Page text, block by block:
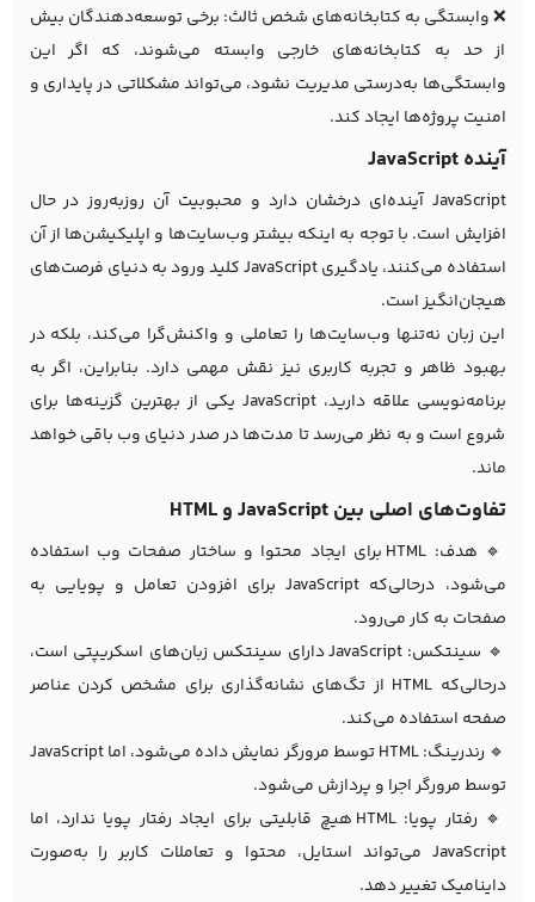
❌ وابستگی به کتابخانه‌های شخص ثالث: برخی توسعه‌دهندگان بیش
از حد به کتابخانه‌های خارجی وابسته می‌شوند، که اگر این
وابستگی‌ها به‌درستی مدیریت نشود، می‌تواند مشکلاتی در پایداری و
امنیت پروژه‌ها ایجاد کند.
آینده JavaScript
JavaScript آینده‌ای درخشان دارد و محبوبیت آن روزبه‌روز در حال
افزایش است. با توجه به اینکه بیشتر وب‌سایت‌ها و اپلیکیشن‌ها از آن
استفاده می‌کنند، یادگیری JavaScript کلید ورود به دنیای فرصت‌های
هیجان‌انگیز است.
این زبان نه‌تنها وب‌سایت‌ها را تعاملی و واکنش‌گرا می‌کند، بلکه در
بهبود ظاهر و تجربه کاربری نیز نقش مهمی دارد. بنابراین، اگر به
برنامه‌نویسی علاقه دارید، JavaScript یکی از بهترین گزینه‌ها برای
شروع است و به نظر می‌رسد تا مدت‌ها در صدر دنیای وب باقی خواهد
ماند.
تفاوت‌های اصلی بین JavaScript و HTML
🔹 هدف: HTML برای ایجاد محتوا و ساختار صفحات وب استفاده
می‌شود، درحالی‌که JavaScript برای افزودن تعامل و پویایی به
صفحات به کار می‌رود.
🔹 سینتکس: JavaScript دارای سینتکس زبان‌های اسکریپتی است،
درحالی‌که HTML از تگ‌های نشانه‌گذاری برای مشخص کردن عناصر
صفحه استفاده می‌کند.
🔹 رندرینگ: HTML توسط مرورگر نمایش داده می‌شود، اما JavaScript
توسط مرورگر اجرا و پردازش می‌شود.
🔹 رفتار پویا: HTML هیچ قابلیتی برای ایجاد رفتار پویا ندارد، اما
JavaScript می‌تواند استایل، محتوا و تعاملات کاربر را به‌صورت
داینامیک تغییر دهد.